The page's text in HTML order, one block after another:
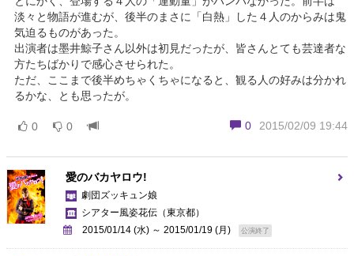
淡々と物語が進むが、後半のまさに「白熱」した４人のからみは鬼
気迫るものがあった。
出演者は墨井鯨子さん以外は初見だったが、皆さんとても芸達者な
方たちばかりで感心させられた。
ただ、ここまで後半めちゃくちゃになると、観る人の好みは分かれ
るかな、とも思ったが。
0 2015/02/09 19:44
0 0
愛のバカヤロウ!
劇団ズッキュン娘
シアター風姿花伝 （東京都）
2015/01/14 (水) ～ 2015/01/19 (月)
公演終了